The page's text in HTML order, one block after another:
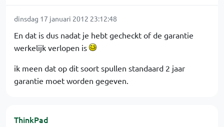
dinsdag 17 januari 2012 23:12:48
En dat is dus nadat je hebt gecheckt of de garantie
werkelijk verlopen is
ik meen dat op dit soort spullen standaard 2 jaar
garantie moet worden gegeven.
ThinkPad